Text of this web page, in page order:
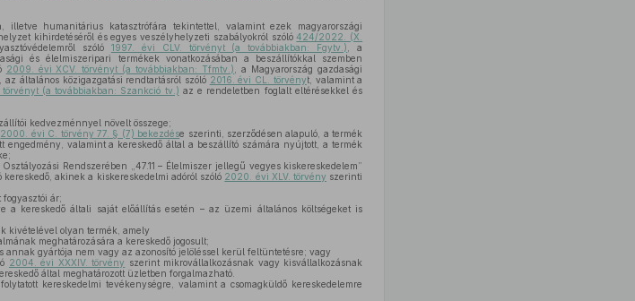
humanitárius katasztrófára tekintettel, valamint ezek magyarországi
kihirdetéséről és egyes veszélyhelyzeti szabályokról szóló424/2022. (X.
szóló 1997. évi CLV. törvényt (a továbbiakban: Fgytv.)
, a
és élelmiszeripari termékek vonatkozásában a beszállítókkal szemben
2009. évi XCV. törvényt (a továbbiakban: Tfmtv.)
, a Magyarország gazdasági
, az általános közigazgatási rendtartásról szóló 2016. évi CL. törvényt, valamint a
törvényt (a továbbiakban: Szankció tv.) az e rendeletben foglalt eltérésekkel és
kedvezménnyel növelt összege;
2000. évi C. törvény 77. § (7) bekezdése szerinti, szerződésen alapuló, a termék
engedmény, valamint a kereskedő által a beszállító számára nyújtott, a termék
Rendszerében „47.11 – Élelmiszer jellegű vegyes kiskereskedelem”
akinek a kiskereskedelmi adóról szóló 2020. évi XLV. törvény szerinti
ár;
a kereskedő általi saját előállítás esetén – az üzemi általános költségeket is
kivételével olyan termék, amely
meghatározására a kereskedő jogosult;
gyártója nem vagy az azonosító jelöléssel kerül feltüntetésre; vagy
2004. évi XXXIV. törvény szerint mikrovállalkozásnak vagy kisvállalkozásnak
által meghatározott üzletben forgalmazható.
kereskedelmi tevékenységre, valamint a csomagküldő kereskedelemre